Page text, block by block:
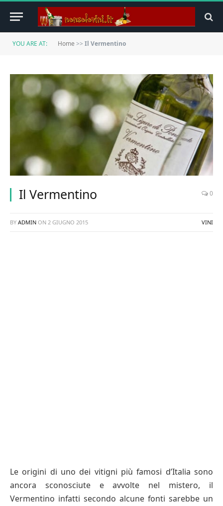
YOU ARE AT: Home >> Il Vermentino
Il Vermentino 0
BY ADMIN ON 2 GIUGNO 2015 VINI
Le origini di uno dei vitigni più famosi d’Italia sono
ancora sconosciute e avvolte nel mistero, il
Vermentino infatti secondo alcune fonti sarebbe un